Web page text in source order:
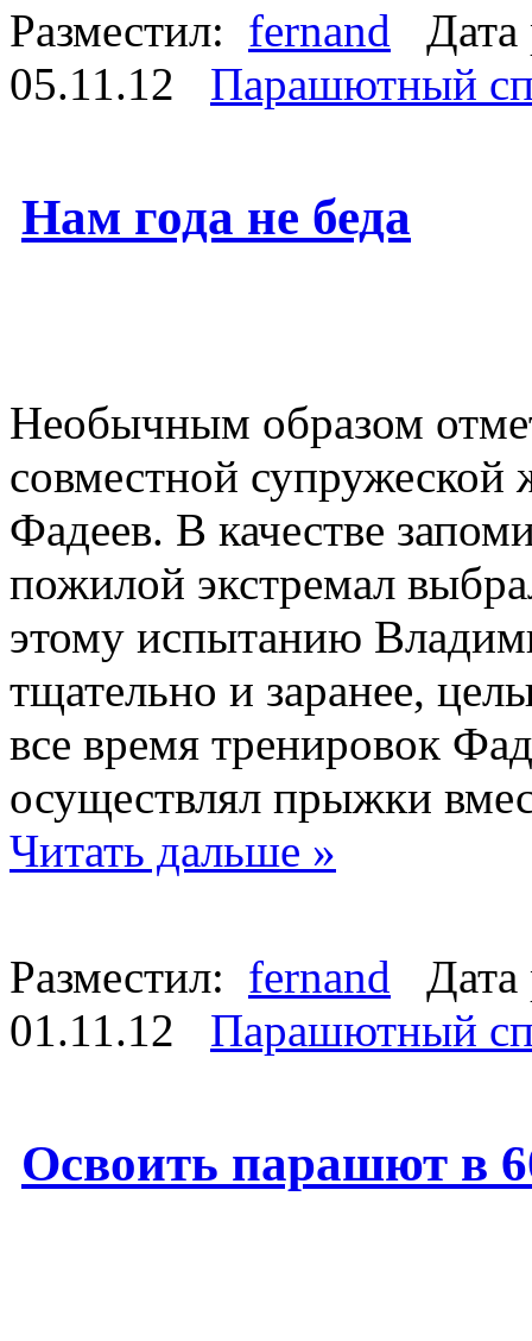
Разместил: fernand Дата
05.11.12 Парашютный
Нам года не беда
Необычным образом
совместной
Фадеев. В качестве
пожилой экстремал
этому испытанию
тщательно и заранее,
все время тренировок
осуществлял прыжки
Читать дальше »
Разместил: fernand Дата
01.11.12 Парашютный
Освоить парашют в